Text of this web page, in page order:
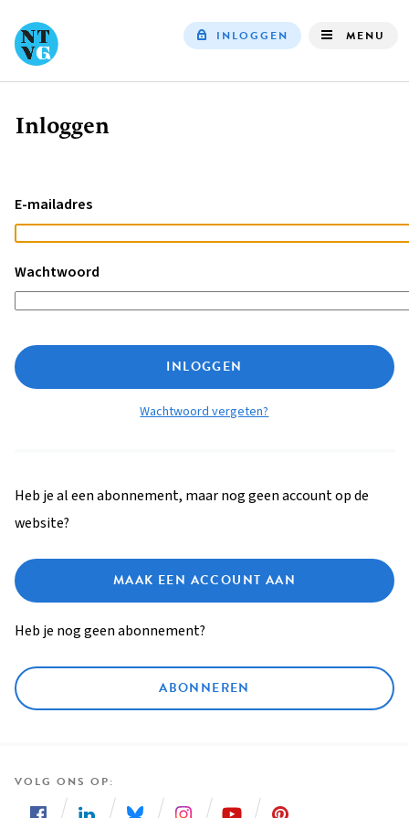
INLOGGEN MENU
Kruimelpad
Inloggen
E-mailadres
Wachtwoord
INLOGGEN
Wachtwoord vergeten?
Heb je al een abonnement, maar nog geen account op de
website?
MAAK EEN ACCOUNT AAN
Heb je nog geen abonnement?
ABONNEREN
VOLG ONS OP